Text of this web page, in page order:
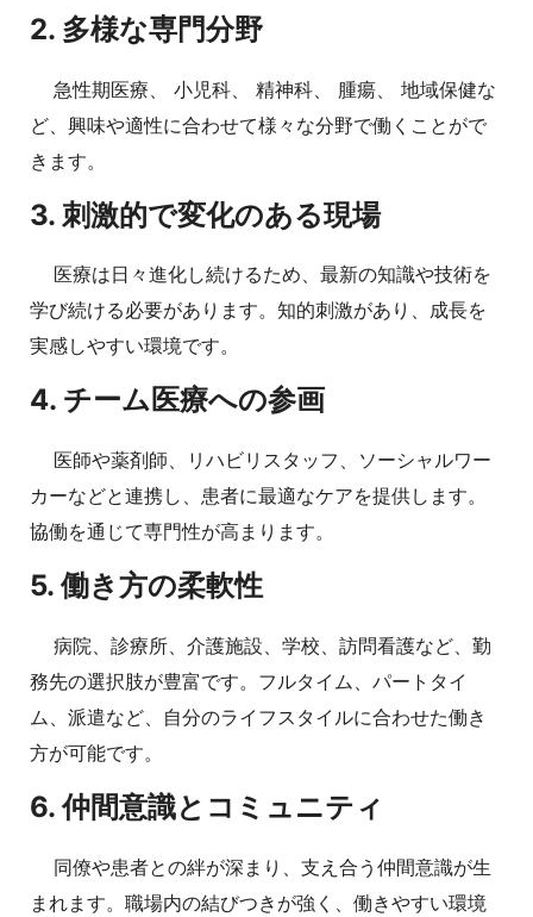
2. 多様な専門分野
急性期医療、 小児科、 精神科、 腫瘍、 地域保健な
ど、興味や適性に合わせて様々な分野で働くことがで
きます。
3. 刺激的で変化のある現場
医療は日々進化し続けるため、最新の知識や技術を
学び続ける必要があります。知的刺激があり、成長を
実感しやすい環境です。
4. チーム医療への参画
医師や薬剤師、リハビリスタッフ、ソーシャルワー
カーなどと連携し、患者に最適なケアを提供します。
協働を通じて専門性が高まります。
5. 働き方の柔軟性
病院、診療所、介護施設、学校、訪問看護など、勤
務先の選択肢が豊富です。フルタイム、パートタイ
ム、派遣など、自分のライフスタイルに合わせた働き
方が可能です。
6. 仲間意識とコミュニティ
同僚や患者との絆が深まり、支え合う仲間意識が生
まれます。職場内の結びつきが強く、働きやすい環境